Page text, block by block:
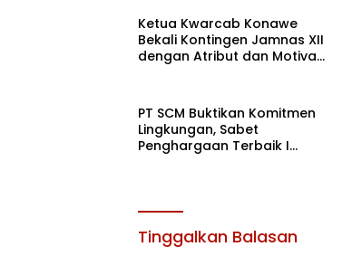
Ketua Kwarcab Konawe
Bekali Kontingen Jamnas XII
dengan Atribut dan Motivasi,
PT SCM Buktikan Komitmen
Lingkungan, Sabet
Penghargaan Terbaik I
Tinggalkan Balasan